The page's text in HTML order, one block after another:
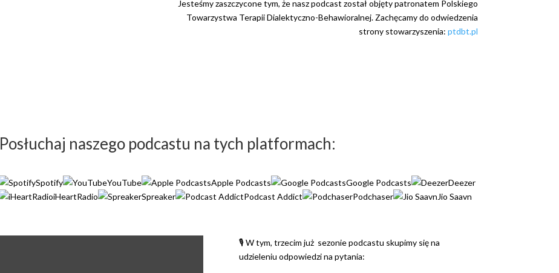
Jesteśmy zaszczycone tym, że nasz podcast został objęty patronatem Polskiego
Towarzystwa Terapii Dialektyczno-Behawioralnej. Zachęcamy do odwiedzenia
strony stowarzyszenia: ptdbt.pl
Posłuchaj naszego podcastu na tych platformach:
Spotify YouTube Apple Podcasts Google Podcasts
Deezer
iHeartRadio
Spreaker Podcast Addict Podchaser Jio Saavn
🎙️ W tym, trzecim już sezonie podcastu skupimy się na
udzieleniu odpowiedzi na pytania: